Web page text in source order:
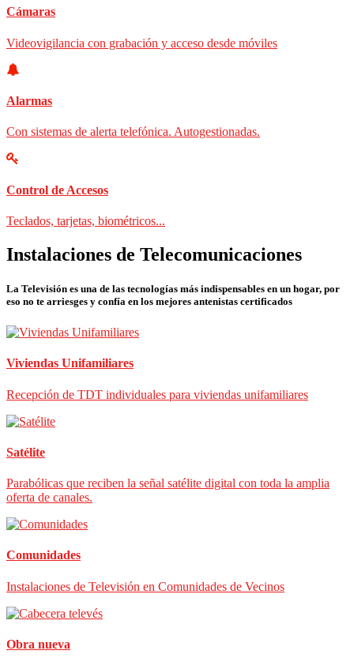
Cámaras
Videovigilancia con grabación y acceso desde móviles
Alarmas
Con sistemas de alerta telefónica. Autogestionadas.
Control de Accesos
Teclados, tarjetas, biométricos...
Instalaciones de Telecomunicaciones
La Televisión es una de las tecnologías más indispensables en un hogar, por
eso no te arriesges y confía en los mejores antenistas certificados
Viviendas Unifamiliares
Recepción de TDT individuales para viviendas unifamiliares
Satélite
Parabólicas que reciben la señal satélite digital con toda la amplia
oferta de canales.
Comunidades
Instalaciones de Televisión en Comunidades de Vecinos
Obra nueva